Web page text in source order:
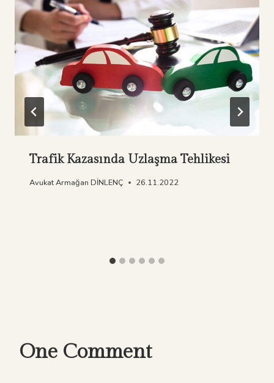
Trafik Kazasında Uzlaşma Tehlikesi
Avukat Armağan DİNLENÇ 26.11.2022
One Comment